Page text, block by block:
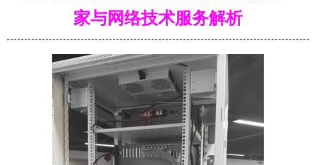
家与网络技术服务解析